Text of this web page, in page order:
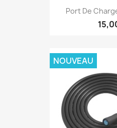
Port De
NOUVEAU